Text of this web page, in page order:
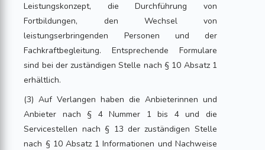
Leistungskonzept, die Durchführung von
Fortbildungen, den Wechsel von
leistungserbringenden Personen und der
Fachkraftbegleitung. Entsprechende Formulare
sind bei der zuständigen Stelle nach § 10 Absatz 1
erhältlich.
(3) Auf Verlangen haben die Anbieterinnen und
Anbieter nach § 4 Nummer 1 bis 4 und die
Servicestellen nach § 13 der zuständigen Stelle
nach § 10 Absatz 1 Informationen und Nachweise